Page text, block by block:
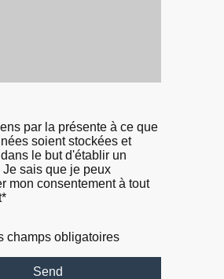
par la présente à ce que
soient stockées et
le but d'établir un
Je sais que je peux
mon consentement à tout
champs obligatoires
Send